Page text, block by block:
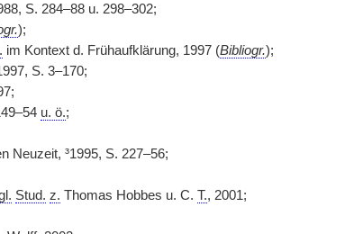
S. 284–88 u. 298–302;
);
im Kontext d. Frühaufklärung, 1997 (Bibliogr.);
S. 3–170;
u. ö.;
Neuzeit, ³1995, S. 227–56;
Stud. z. Thomas Hobbes u. C. T., 2001;